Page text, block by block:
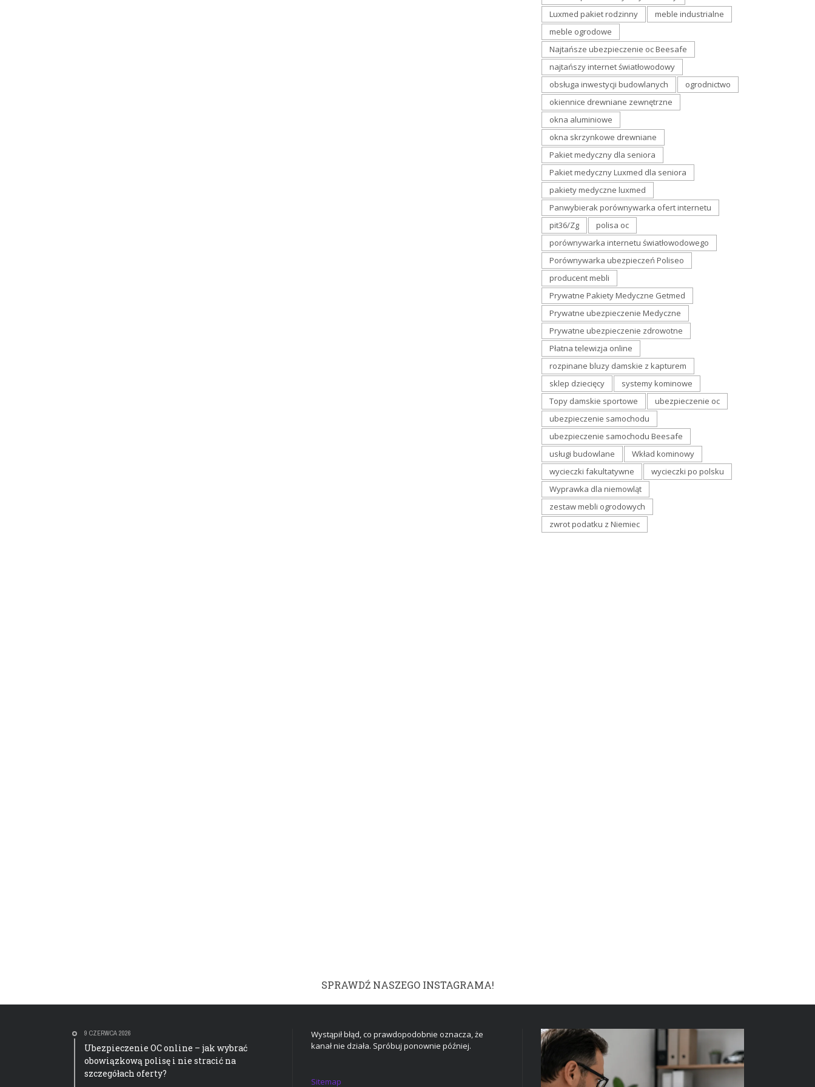
Luxmed pakiet rodzinny
meble industrialne
meble ogrodowe
Najtańsze ubezpieczenie oc Beesafe
najtańszy internet światłowodowy
obsługa inwestycji budowlanych
ogrodnictwo
okiennice drewniane zewnętrzne
okna aluminiowe
okna skrzynkowe drewniane
Pakiet medyczny dla seniora
Pakiet medyczny Luxmed dla seniora
pakiety medyczne luxmed
Panwybierak porównywarka ofert internetu
pit36/Zg
polisa oc
porównywarka internetu światłowodowego
Porównywarka ubezpieczeń Poliseo
producent mebli
Prywatne Pakiety Medyczne Getmed
Prywatne ubezpieczenie Medyczne
Prywatne ubezpieczenie zdrowotne
Płatna telewizja online
rozpinane bluzy damskie z kapturem
sklep dziecięcy
systemy kominowe
Topy damskie sportowe
ubezpieczenie oc
ubezpieczenie samochodu
ubezpieczenie samochodu Beesafe
usługi budowlane
Wkład kominowy
wycieczki fakultatywne
wycieczki po polsku
Wyprawka dla niemowląt
zestaw mebli ogrodowych
zwrot podatku z Niemiec
SPRAWDŹ NASZEGO INSTAGRAMA!
9 CZERWCA 2026
Ubezpieczenie OC online – jak wybrać
obowiązkową polisę i nie stracić na
szczegółach oferty?
Wystąpił błąd, co prawdopodobnie oznacza, że
kanał nie działa. Spróbuj ponownie później.
Sitemap